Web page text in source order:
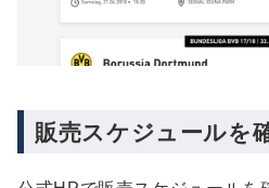
販売スケジュールを